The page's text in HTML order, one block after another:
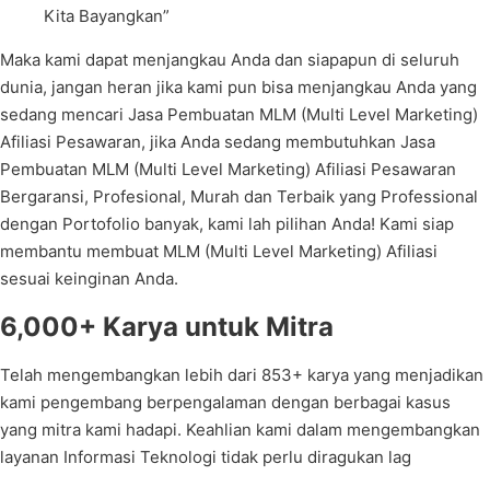
Kita Bayangkan”
Maka kami dapat menjangkau Anda dan siapapun di seluruh
dunia, jangan heran jika kami pun bisa menjangkau Anda yang
sedang mencari Jasa Pembuatan MLM (Multi Level Marketing)
Afiliasi Pesawaran, jika Anda sedang membutuhkan Jasa
Pembuatan MLM (Multi Level Marketing) Afiliasi Pesawaran
Bergaransi, Profesional, Murah dan Terbaik yang Professional
dengan Portofolio banyak, kami lah pilihan Anda! Kami siap
membantu membuat MLM (Multi Level Marketing) Afiliasi
sesuai keinginan Anda.
6,000+ Karya untuk Mitra
Telah mengembangkan lebih dari 853+ karya yang menjadikan
kami pengembang berpengalaman dengan berbagai kasus
yang mitra kami hadapi. Keahlian kami dalam mengembangkan
layanan Informasi Teknologi tidak perlu diragukan lag